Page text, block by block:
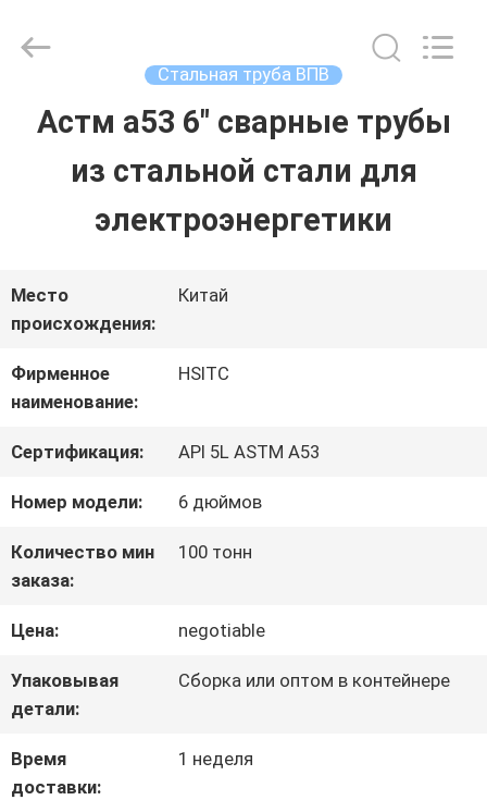
ДОМОЙ
О
НАС
ЭКСКУРСИЯ
ПО
ЗАВОДУ
КОНТРОЛЬ
КАЧЕСТВА
СВЯЖИТЕСЬ
С
International
Trade
Reserved.
Стальная труба ВПВ
Астм a53 6" сварные трубы
из стальной стали для
электроэнергетики
Место
происхождения:
Китай
Фирменное
наименование:
HSITC
Сертификация: API 5L ASTM A53
Номер модели: 6 дюймов
Количество мин
заказа:
100 тонн
Цена: negotiable
Упаковывая
детали:
Сборка или оптом в контейнере
Время
доставки:
1 неделя